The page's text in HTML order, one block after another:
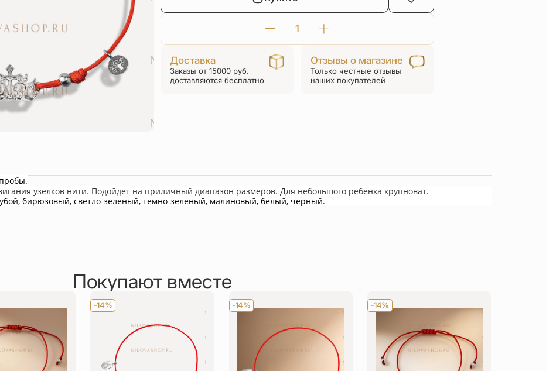
Количество
товара
Браслет
нити
Доставка
Заказы от 15000 руб.
доставляются бесплатно
Отзывы о магазине
Только честные отзывы
наших покупателей
узелков нити. Подойдет на приличный диапазон размеров. Для небольшого ребенка крупноват.
бирюзовый, светло-зеленый, темно-зеленый, малиновый, белый, черный.
Покупают вместе
-14% -14% -14%